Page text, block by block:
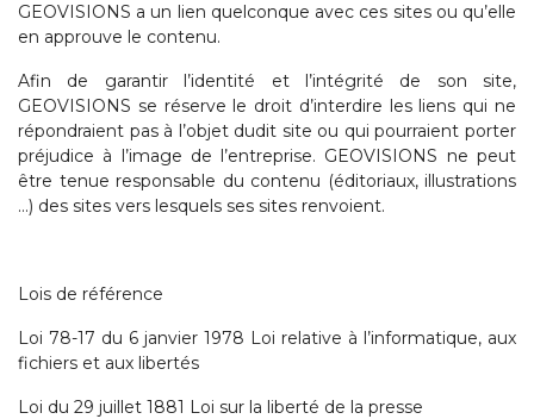
GEOVISIONS a un lien quelconque avec ces sites ou qu’elle
en approuve le contenu.
Afin de garantir l’identité et l’intégrité de son site,
GEOVISIONS se réserve le droit d’interdire les liens qui ne
répondraient pas à l’objet dudit site ou qui pourraient porter
préjudice à l’image de l’entreprise. GEOVISIONS ne peut
être tenue responsable du contenu (éditoriaux, illustrations
…) des sites vers lesquels ses sites renvoient.
Lois de référence
Loi 78-17 du 6 janvier 1978 Loi relative à l’informatique, aux
fichiers et aux libertés
Loi du 29 juillet 1881 Loi sur la liberté de la presse